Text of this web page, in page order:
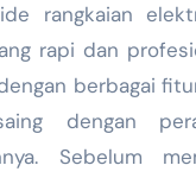
rangkaian
rapi dan
berbagai
dengan
Sebelum